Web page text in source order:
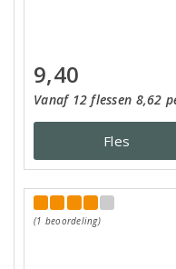
9,40
Vanaf 12 flessen 8,62
Fles
(1 beoordeling)